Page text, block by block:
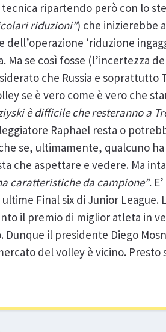
ripartendo però con lo
riduzioni”) che inizierebbe
dell’operazione ‘riduzione
Ma se così fosse (l’incertezza
che Russia e
se è vero come è vero che
è difficile che resteranno a
Raphael resta o
se, ultimamente, qualcuno
che aspettare e vedere. Ma
caratteristiche da campione”.
Final six di Junior League.
il premio di miglior atleta in
il presidente Diego
del volley è vicino. Presto